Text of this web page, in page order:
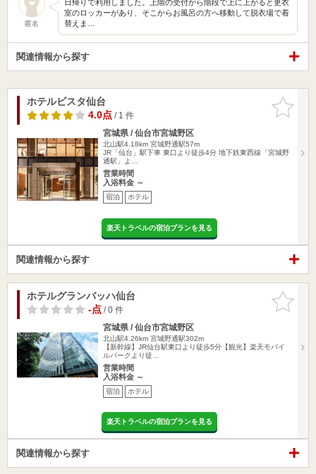
匿名
日帰りで利用しました。上階の受付から階段で上に上がると更衣
室のロッカーがあり、そこからお風呂の方へ移動して脱衣場で着
替えま…
関連情報から探す
お気に入
りに追加
ホテルビスタ仙台
4.0点/ 1 件
宮城県 / 仙台市宮城野区
北山駅4.18km 宮城野通駅57m
JR「仙台」駅下車 東口より徒歩4分 地下鉄東西線「宮城野
通駅」よ…
営業時間
入浴料金 ～
宿泊 ホテル
楽天トラベルの宿泊プランを見る
関連情報から探す
お気に入
りに追加
ホテルグランバッハ仙台
-点/ 0 件
宮城県 / 仙台市宮城野区
北山駅4.26km 宮城野通駅302m
【新幹線】JR仙台駅東口より徒歩5分【観光】楽天モバイ
ルパークより徒…
営業時間
入浴料金 ～
宿泊 ホテル
楽天トラベルの宿泊プランを見る
関連情報から探す